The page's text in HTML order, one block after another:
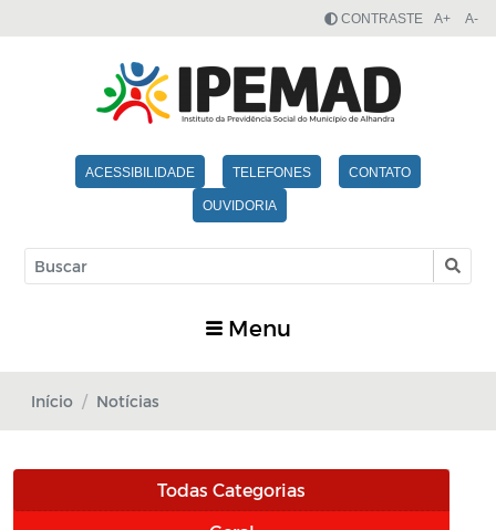
ACESSIBILIDADE TELEFONES CONTATO
OUVIDORIA
CONTRASTE A+ A-
Menu
Início Notícias
Todas Categorias